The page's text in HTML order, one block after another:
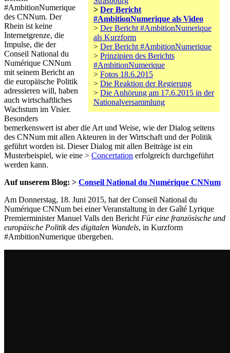
> Der Bericht
#AmbitionNumerique als Video
> Der Bericht #AmbitionNumerique
als Kurzform
> Der Bericht #AmbitionNumerique
> Prinzipien des Berichts
#AmbitionNumerique
> Fotos 18.6.2015
> Die Reaktion der Regierung
> Die Anhörung am 17.6.2015 in der
Nationalversammlung
#AmbitionNumerique
des CNNum. Der
Rhein ist keine
Internetgrenze, die
Impulse, die der
Conseil National du
Numérique CNNum
mit seinem Bericht an
die europäische Politik
adressieren will, haben
auch wirtschaftliches
Wachstum im Visier.
Besonders
bemerkenswert ist aber die Art und Weise, wie der Dialog seitens
des CNNum mit allen Akteuren in der Wirtschaft und der Politik
geführt worden ist. Dieser Dialog mit allen Beiträge ist ein
Musterbeispiel, wie eine > Concertation erfolgreich durchgeführt
werden kann.
Auf unserem Blog: > Conseil National du Numérique CNNum
Am Donnerstag, 18. Juni 2015, hat der Conseil National du
Numérique CNNum bei einer Veranstaltung in der Gaîté Lyrique
Premierminister Manuel Valls den Bericht Für eine französische und
europäische Politik des digitalen Wandels, in Kurzform
#AmbitionNumerique übergeben.